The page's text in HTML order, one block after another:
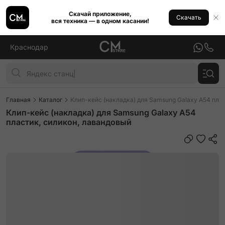
Скачай приложение,
вся техника — в одном касании!
Скачать
Краснодар
Главная Каталог Клип-кейс (накладка) для Samsung Galaxy A54
Клип-кейс (накладка) для Samsung Galaxy A54
пластик, силикон, лавандовый